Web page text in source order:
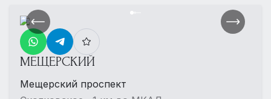
МЕЩЕРСКИЙ
Мещерский проспект